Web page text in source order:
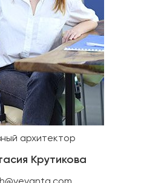
архитектор
Крутикова